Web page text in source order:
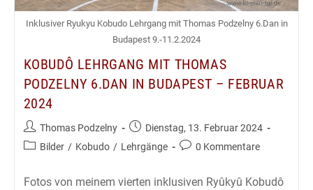
Inklusiver Ryukyu Kobudo Lehrgang mit Thomas Podzelny 6.Dan in
Budapest 9.-11.2.2024
KOBUDÔ LEHRGANG MIT THOMAS
PODZELNY 6.DAN IN BUDAPEST – FEBRUAR
2024
Beitrags-
Autor:
Thomas Podzelny
Beitrag
veröffentlicht:
Dienstag, 13. Februar 2024
Beitrags-
Bilder / Kobudo / Lehrgänge
Beitrags-
0 Kommentare
Fotos von meinem vierten inklusiven Ryûkyû Kobudô